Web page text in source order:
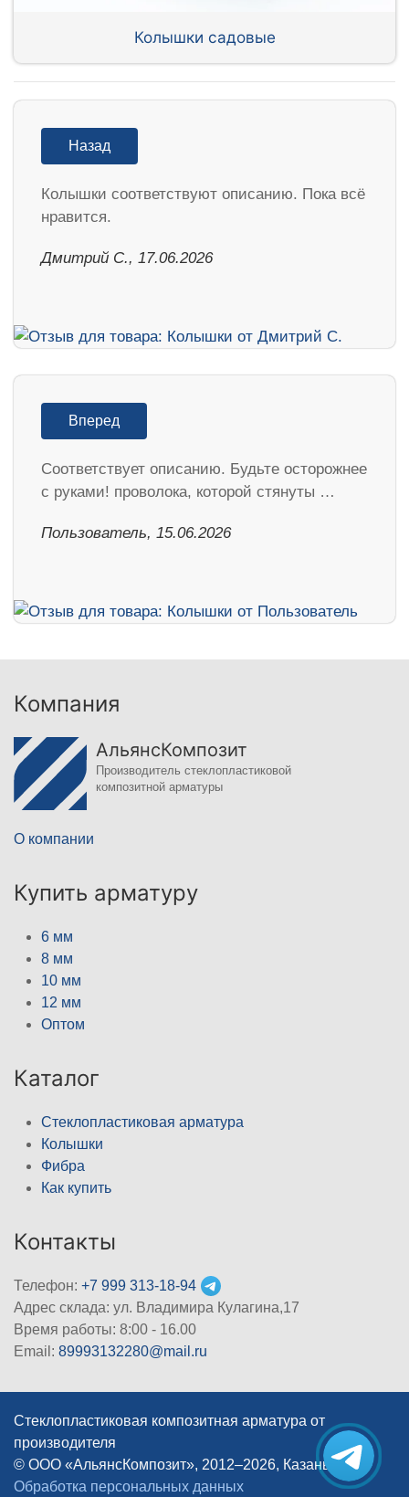
Колышки садовые
Назад
Колышки соответствуют описанию. Пока всё
нравится.
Дмитрий С., 17.06.2026
Вперед
Соответствует описанию. Будьте осторожнее
с руками! проволока, которой стянуты …
Пользователь, 15.06.2026
Компания
АльянсКомпозит
Производитель стеклопластиковой
композитной арматуры
О компании
Купить арматуру
6 мм
8 мм
10 мм
12 мм
Оптом
Каталог
Стеклопластиковая арматура
Колышки
Фибра
Как купить
Контакты
Телефон: +7 999 313-18-94
Адрес склада: ул. Владимира Кулагина,17
Время работы: 8:00 - 16.00
Email: 89993132280@mail.ru
Стеклопластиковая композитная арматура от
производителя
© ООО «АльянсКомпозит», 2012–2026, Казань
|
Обработка персональных данных